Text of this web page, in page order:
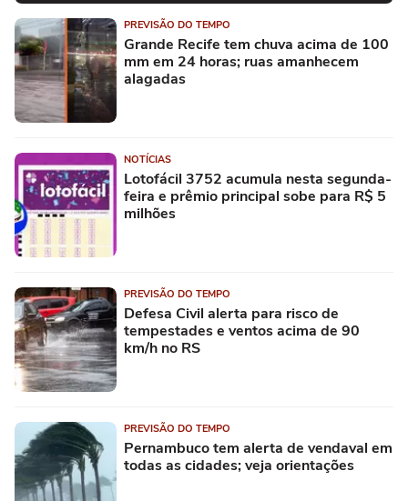
PREVISÃO DO TEMPO
Grande Recife tem chuva acima de 100
mm em 24 horas; ruas amanhecem
alagadas
NOTÍCIAS
Lotofácil 3752 acumula nesta segunda-
feira e prêmio principal sobe para R$ 5
milhões
PREVISÃO DO TEMPO
Defesa Civil alerta para risco de
tempestades e ventos acima de 90
km/h no RS
PREVISÃO DO TEMPO
Pernambuco tem alerta de vendaval em
todas as cidades; veja orientações